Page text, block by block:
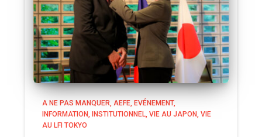
A NE PAS MANQUER AEFE EVÉNEMENT
INFORMATION
INSTITUTIONNEL VIE AU JAPON VIE
AU LFI TOKYO